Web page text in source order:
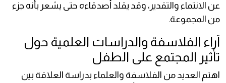
عن الانتماء والتقدير، وقد يقلد أصدقاءه حتى يشعر بأنه جزء
من المجموعة.
آراء الفلاسفة والدراسات العلمية حول
تأثير المجتمع على الطفل
اهتم العديد من الفلاسفة والعلماء بدراسة العلاقة بين